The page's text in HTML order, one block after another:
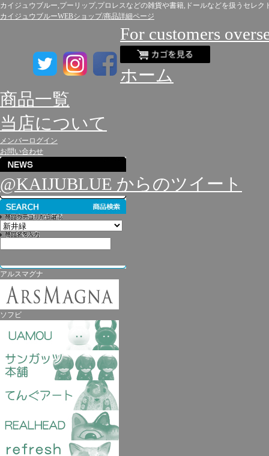
カイジュウブルー,プーリップ,プロレスなどの雑貨や書籍,ドールなどを扱うセレク
カイジュウブルーWEBショップ/商品詳細ページ
For customers
ホーム
商品一覧
当店について
メンバーログイン
お問い合わせ
@KAIJUBLUE からのツイート
アルスマグナ
ソフビ